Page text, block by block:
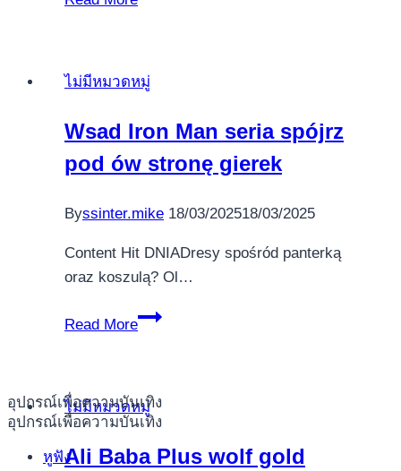
อุปกรณ์เพื่อความบันเทิง
อุปกรณ์เพื่อความบันเทิง
หูฟัง
play
money
High
Pokies
the
web
Big
Totally
free
Position
ไม่มีหมวดหมู่
Wsad Iron Man seria spójrz
pod ów stronę gierek
Byssinter.mike 18/03/202518/03/2025
Content Hit DNIADresy spośród panterką
oraz koszulą? Ol…
Read More
Wsad
spójrz
ów
ไม่มีหมวดหมู่
Ali Baba Plus wolf gold